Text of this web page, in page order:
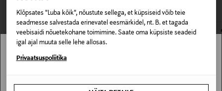
Klõpsates "Luba kõik", nõustute sellega, et küpsiseid võib teie
seadmesse salvestada erinevatel eesmärkidel, nt. B. et tagada
veebisaidi nõuetekohane toimimine. Saate oma küpsiste seadeid
igal ajal muuta selle lehe allosas.
Privaatsuspoliitika
Suurus
500 ml
Tootjamaa
avamata originaalpakendis.
E-POE TAGASTUSED
Stockmann pole Sinu riigis saadaval.